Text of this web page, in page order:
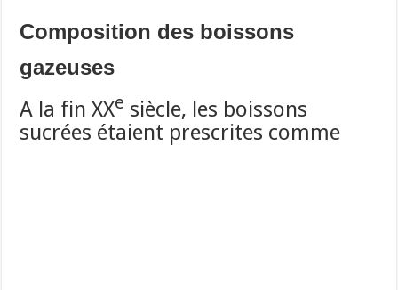
Composition des boissons
gazeuses
A la fin XXe siècle, les boissons
sucrées étaient prescrites comme